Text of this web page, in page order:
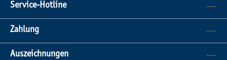
Service-Hotline
Zahlung
Auszeichnungen